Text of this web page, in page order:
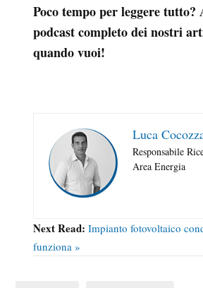
Poco tempo per leggere tutto?
podcast completo dei nostri
quando vuoi!
Luca
Responsabile
Area Energia
Next Read: Impianto fotovoltaico
funziona »